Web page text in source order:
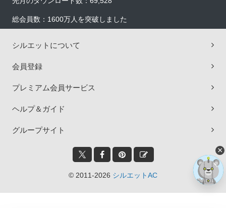
総会員数：1600万人を突破しました
シルエットについて
会員登録
プレミアム会員サービス
ヘルプ＆ガイド
グループサイト
© 2011-2026 シルエットAC
×